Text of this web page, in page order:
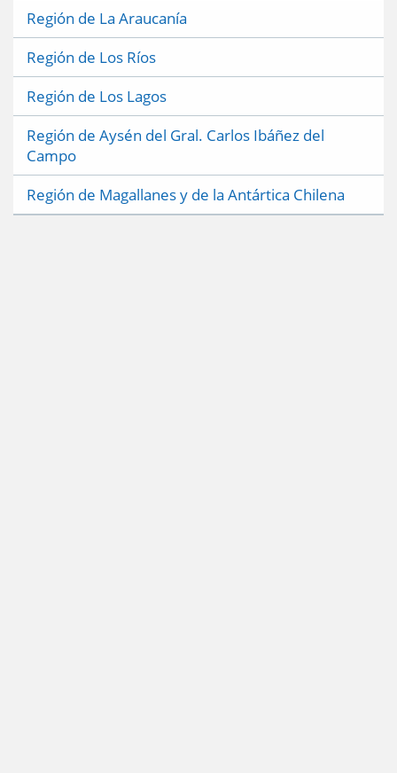
Región de La Araucanía
Región de Los Ríos
Región de Los Lagos
Región de Aysén del Gral. Carlos Ibáñez del
Campo
Región de Magallanes y de la Antártica Chilena